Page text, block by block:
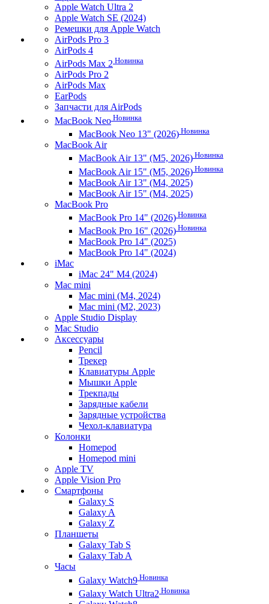
Apple Watch Ultra 2
Apple Watch SE (2024)
Ремешки для Apple Watch
AirPods Pro 3
AirPods 4
AirPods Max 2 Новинка
AirPods Pro 2
AirPods Max
EarPods
Запчасти для AirPods
MacBook Neo Новинка
MacBook Neo 13" (2026) Новинка
MacBook Air
MacBook Air 13" (M5, 2026) Новинка
MacBook Air 15" (M5, 2026) Новинка
MacBook Air 13" (M4, 2025)
MacBook Air 15" (M4, 2025)
MacBook Pro
MacBook Pro 14" (2026) Новинка
MacBook Pro 16" (2026) Новинка
MacBook Pro 14" (2025)
MacBook Pro 14" (2024)
iMac
iMac 24" M4 (2024)
Mac mini
Mac mini (M4, 2024)
Mac mini (M2, 2023)
Apple Studio Display
Mac Studio
Аксессуары
Pencil
Трекер
Клавиатуры Apple
Мышки Apple
Трекпады
Зарядные кабели
Зарядные устройства
Чехол-клавиатура
Колонки
Homepod
Homepod mini
Apple TV
Apple Vision Pro
Смартфоны
Galaxy S
Galaxy A
Galaxy Z
Планшеты
Galaxy Tab S
Galaxy Tab A
Часы
Galaxy Watch9 Новинка
Galaxy Watch Ultra2 Новинка